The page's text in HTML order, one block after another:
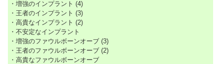
・増強のインプラント (4)
・王者のインプラント (3)
・高貴なインプラント (2)
・不安定なインプラント
・増強のファウルボーンオーブ (3)
・王者のファウルボーンオーブ (2)
・高貴なファウルボーンオーブ